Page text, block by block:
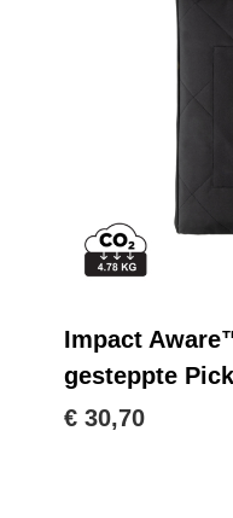
Impact
gesteppte
€ 30,70